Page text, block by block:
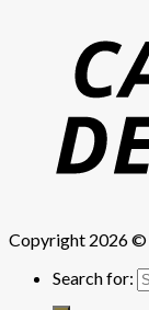
Copyright 2026 ©
Search for: